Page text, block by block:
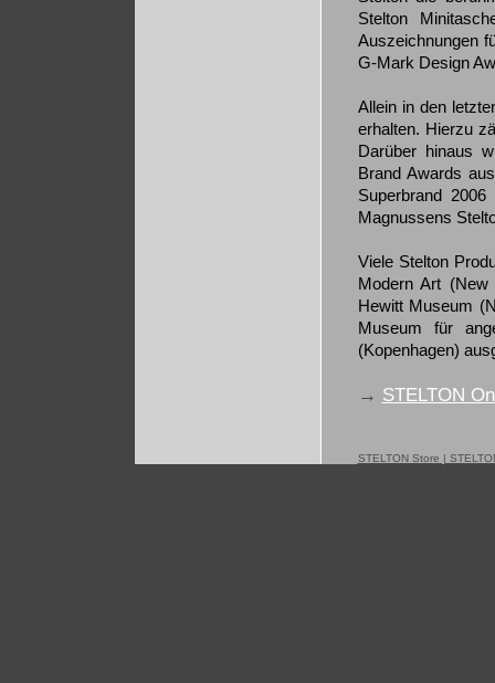
Stelton
Auszeichnungen
G-Mark Design
Allein in den
erhalten. Hierzu
Darüber hinaus
Brand Awards
Superbrand
Magnussens
Viele Stelton
Modern Art
Hewitt Museum
Museum für
(Kopenhagen)
→ STELTON
STELTON Store |